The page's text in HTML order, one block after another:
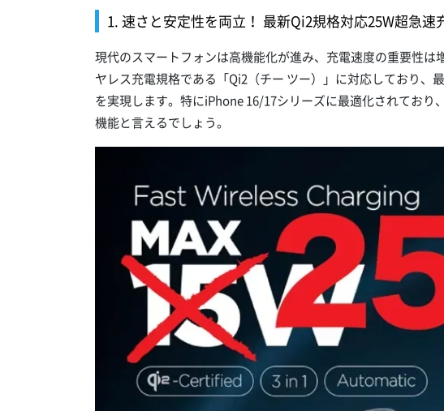
1. 速さと安定性を両立！ 最新Qi2規格対応25W超急
現代のスマートフォンは高機能化が進み、充電速度の重要性は
ヤレス充電規格である「Qi2（チー ツー）」に対応しており、
を実現します。特にiPhone 16/17シリーズに最適化されてお
機能と言えるでしょう。